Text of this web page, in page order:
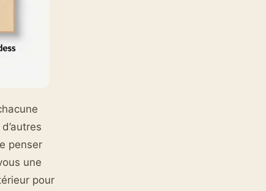
penser
une
pour